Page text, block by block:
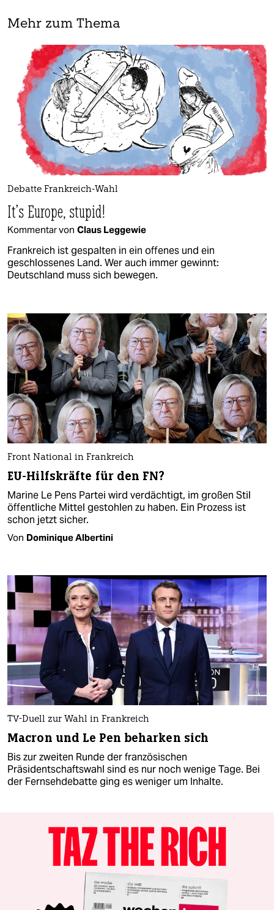
Mehr zum Thema
Debatte Frankreich-Wahl
It’s Europe, stupid!
Kommentar von Claus Leggewie
Frankreich ist gespalten in ein offenes und ein
geschlossenes Land. Wer auch immer gewinnt:
Deutschland muss sich bewegen.
Front National in Frankreich
EU-Hilfskräfte für den FN?
Marine Le Pens Partei wird verdächtigt, im großen Stil
öffentliche Mittel gestohlen zu haben. Ein Prozess ist
schon jetzt sicher.
Von Dominique Albertini
TV-Duell zur Wahl in Frankreich
Macron und Le Pen beharken sich
Bis zur zweiten Runde der französischen
Präsidentschaftswahl sind es nur noch wenige Tage. Bei
der Fernsehdebatte ging es weniger um Inhalte.